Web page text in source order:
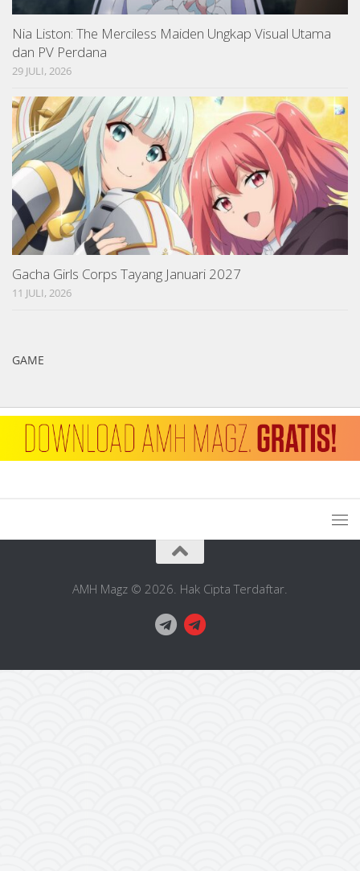
Nia Liston: The Merciless Maiden Ungkap Visual Utama
dan PV Perdana
29 JULI, 2026
Gacha Girls Corps Tayang Januari 2027
11 JULI, 2026
GAME
AMH Magz © 2026. Hak Cipta Terdaftar.